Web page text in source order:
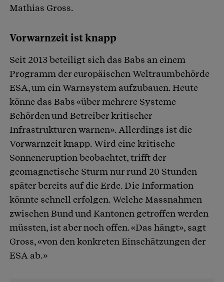
Mathias Gross.
Vorwarnzeit ist knapp
Seit 2013 beteiligt sich das Babs an einem
Programm der europäischen Weltraumbehörde
ESA, um ein Warnsystem aufzubauen. Heute
könne das Babs «über mehrere Systeme
Behörden und Betreiber kritischer
Infrastrukturen warnen». Allerdings ist die
Vorwarnzeit knapp. Wird eine kritische
Sonneneruption beobachtet, trifft der
geomagnetische Sturm nur rund 20 Stunden
später bereits auf die Erde. Die Information
könnte schnell erfolgen. Welche Massnahmen
zwischen Bund und Kantonen getroffen werden
müssten, ist aber noch offen. «Das hängt», sagt
Gross, «von den konkreten Einschätzungen der
ESA ab.»